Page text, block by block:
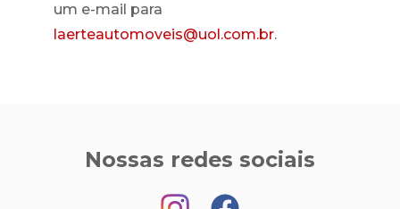
um e-mail para
laerteautomoveis@uol.com.br.
Nossas redes sociais